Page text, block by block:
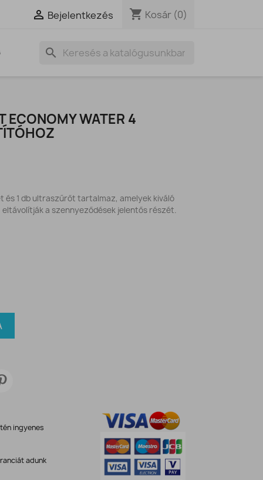
 Bejelentkezés shopping_cart Kosár (0)
search
ECONOMY WATER 4
1 db ultraszűrőt tartalmaz, amelyek kiváló
a szennyeződések jelentős részét.
ingyenes
adunk